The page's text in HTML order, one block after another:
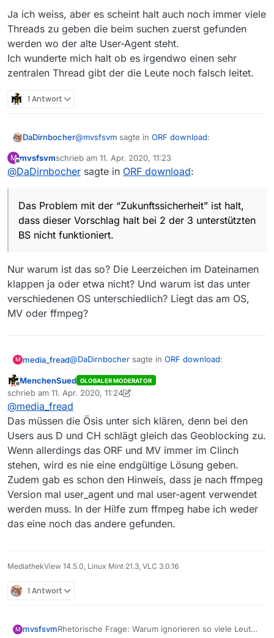
Ja ich weiss, aber es scheint halt auch noch immer viele
Threads zu geben die beim suchen zuerst gefunden
werden wo der alte User-Agent steht.
Ich wunderte mich halt ob es irgendwo einen sehr
zentralen Thread gibt der die Leute noch falsch leitet.
1 Antwort
DaDirnbocher@mvsfsvm sagte in ORF download:
Rhetorische Frage: Warum ignorieren so
Anleitung?
halt, dass dieser Vorschlag halt bei 2 der 3
unterstützten BS nicht funktioniert
M
Offline
mvsfsvmschrieb am 11. Apr. 2020, 11:23
zuletzt editiert von
@DaDirnbocher sagte in ORF download:
Das Problem mit der “Zukunftssicherheit” ist halt,
dass dieser Vorschlag halt bei 2 der 3 unterstützten
BS nicht funktioniert.
Nur warum ist das so? Die Leerzeichen im Dateinamen
klappen ja oder etwa nicht? Und warum ist das unter
verschiedenen OS unterschiedlich? Liegt das am OS,
MV oder ffmpeg?
M media_fread@DaDirnbocher sagte in ORF download:
Es gibt - gefühlt - Badewannen voll mit
durch den ORF.
Ja ich weiss, aber es scheint halt auch noch
immer viele Threads zu geben die beim suchen
zuerst gefunden werden wo der alte User-Agent
steht.
Ich wunderte mich halt ob es irgendwo einen
sehr zentralen Thread gibt der die Leute noch
falsch leitet.
Offline
MenchenSued GLOBALER MODERATOR
schrieb am 11. Apr. 2020, 11:24
zuletzt editiert von MenchenSued
@media_fread
Das müssen die Ösis unter sich klären, denn bei den
Users aus D und CH schlägt gleich das Geoblocking zu.
Wenn allerdings das ORF und MV immer im Clinch
stehen, wird es nie eine endgültige Lösung geben.
Zudem gab es schon den Hinweis, dass je nach ffmpeg
Version mal user_agent und mal user-agent verwendet
werden muss. In der Hilfe zum ffmpeg habe ich weder
das eine noch das andere gefunden.
MediathekView 14.5.0, Linux Mint 21.3, VLC 3.0.16
1 Antwort
M mvsfsvmRhetorische Frage: Warum ignorieren so viele Leute